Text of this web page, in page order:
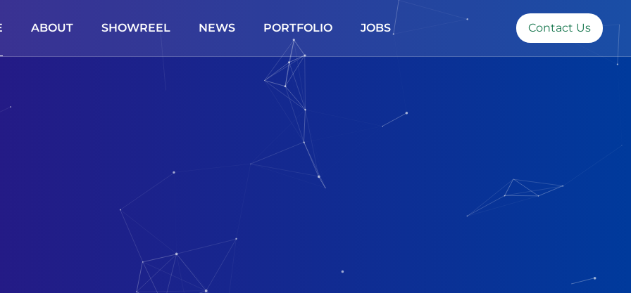
ABOUT SHOWREEL NEWS PORTFOLIO JOBS Contact Us